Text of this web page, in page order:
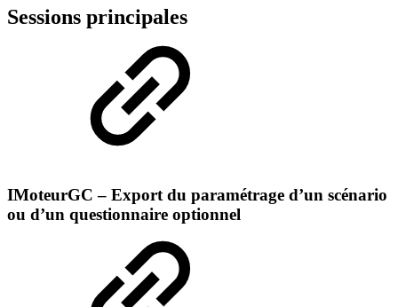
Sessions principales
IMoteurGC – Export du paramétrage d’un scénario
ou d’un questionnaire optionnel